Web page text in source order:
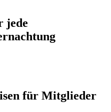
jede
für Mitglieder